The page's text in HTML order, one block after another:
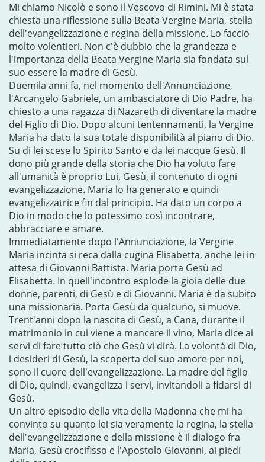
Mi chiamo Nicolò e sono il Vescovo di Rimini. Mi è stata
chiesta una riflessione sulla Beata Vergine Maria, stella
dell'evangelizzazione e regina della missione. Lo faccio
molto volentieri. Non c'è dubbio che la grandezza e
l'importanza della Beata Vergine Maria sia fondata sul
suo essere la madre di Gesù.
Duemila anni fa, nel momento dell'Annunciazione,
l'Arcangelo Gabriele, un ambasciatore di Dio Padre, ha
chiesto a una ragazza di Nazareth di diventare la madre
del Figlio di Dio. Dopo alcuni tentennamenti, la Vergine
Maria ha dato la sua totale disponibilità al piano di Dio.
Su di lei scese lo Spirito Santo e da lei nacque Gesù. Il
dono più grande della storia che Dio ha voluto fare
all'umanità è proprio Lui, Gesù, il contenuto di ogni
evangelizzazione. Maria lo ha generato e quindi
evangelizzatrice fin dal principio. Ha dato un corpo a
Dio in modo che lo potessimo così incontrare,
abbracciare e amare.
Immediatamente dopo l'Annunciazione, la Vergine
Maria incinta si reca dalla cugina Elisabetta, anche lei in
attesa di Giovanni Battista. Maria porta Gesù ad
Elisabetta. In quell'incontro esplode la gioia delle due
donne, parenti, di Gesù e di Giovanni. Maria è da subito
una missionaria. Porta Gesù da qualcuno, si muove.
Trent'anni dopo la nascita di Gesù, a Cana, durante il
matrimonio in cui viene a mancare il vino, Maria dice ai
servi di fare tutto ciò che Gesù vi dirà. La volontà di Dio,
i desideri di Gesù, la scoperta del suo amore per noi,
sono il cuore dell'evangelizzazione. La madre del figlio
di Dio, quindi, evangelizza i servi, invitandoli a fidarsi di
Gesù.
Un altro episodio della vita della Madonna che mi ha
convinto su quanto lei sia veramente la regina, la stella
dell'evangelizzazione e della missione è il dialogo fra
Maria, Gesù crocifisso e l'Apostolo Giovanni, ai piedi